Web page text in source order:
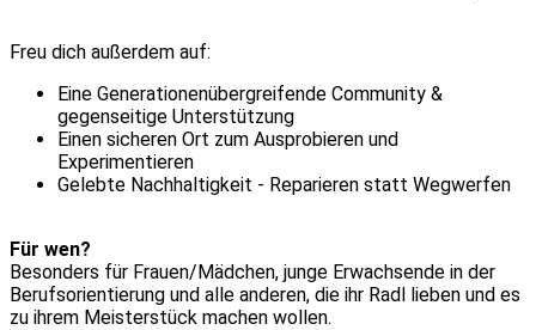
Freu dich außerdem auf:
Eine Generationenübergreifende Community &
gegenseitige Unterstützung
Einen sicheren Ort zum Ausprobieren und
Experimentieren
Gelebte Nachhaltigkeit - Reparieren statt Wegwerfen
Für wen?
Besonders für Frauen/Mädchen, junge Erwachsende in der
Berufsorientierung und alle anderen, die ihr Radl lieben und es
zu ihrem Meisterstück machen wollen.